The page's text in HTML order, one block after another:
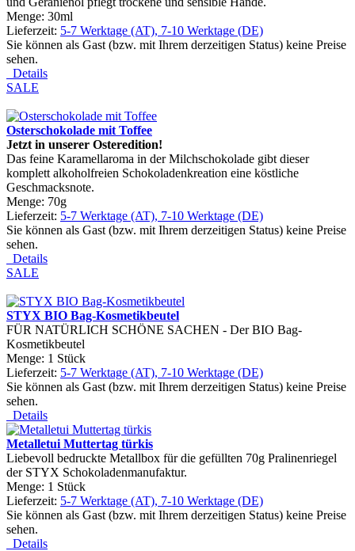
Menge: 30ml
Lieferzeit: 5-7 Werktage (AT), 7-10 Werktage (DE)
Sie können als Gast (bzw. mit Ihrem derzeitigen Status) keine Preise
sehen.
Details
SALE
Osterschokolade mit Toffee
Jetzt in unserer Osteredition!
Das feine Karamellaroma in der Milchschokolade gibt dieser
komplett alkoholfreien Schokoladenkreation eine köstliche
Geschmacksnote.
Menge: 70g
Lieferzeit: 5-7 Werktage (AT), 7-10 Werktage (DE)
Sie können als Gast (bzw. mit Ihrem derzeitigen Status) keine Preise
sehen.
Details
SALE
STYX BIO Bag-Kosmetikbeutel
FÜR NATÜRLICH SCHÖNE SACHEN - Der BIO Bag-
Kosmetikbeutel
Menge: 1 Stück
Lieferzeit: 5-7 Werktage (AT), 7-10 Werktage (DE)
Sie können als Gast (bzw. mit Ihrem derzeitigen Status) keine Preise
sehen.
Details
Metalletui Muttertag türkis
Liebevoll bedruckte Metallbox für die gefüllten 70g Pralinenriegel
der STYX Schokoladenmanufaktur.
Menge: 1 Stück
Lieferzeit: 5-7 Werktage (AT), 7-10 Werktage (DE)
Sie können als Gast (bzw. mit Ihrem derzeitigen Status) keine Preise
sehen.
Details